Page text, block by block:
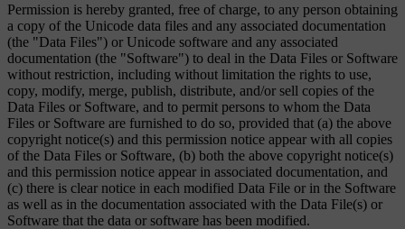
Permission is hereby granted, free of charge, to any person obtaining
a copy of the Unicode data files and any associated documentation
(the "Data Files") or Unicode software and any associated
documentation (the "Software") to deal in the Data Files or Software
without restriction, including without limitation the rights to use,
copy, modify, merge, publish, distribute, and/or sell copies of the
Data Files or Software, and to permit persons to whom the Data
Files or Software are furnished to do so, provided that (a) the above
copyright notice(s) and this permission notice appear with all copies
of the Data Files or Software, (b) both the above copyright notice(s)
and this permission notice appear in associated documentation, and
(c) there is clear notice in each modified Data File or in the Software
as well as in the documentation associated with the Data File(s) or
Software that the data or software has been modified.